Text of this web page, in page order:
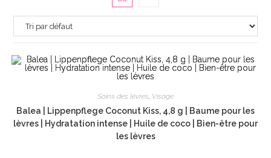
Soins des lèvres, Visage
Balea | Lippenpflege Coconut Kiss, 4,8 g | Baume pour les
lèvres | Hydratation intense | Huile de coco | Bien-être pour
les lèvres